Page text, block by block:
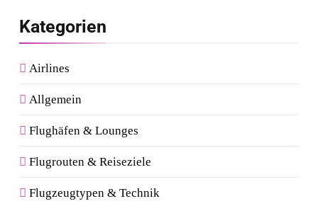
Kategorien
Airlines
Allgemein
Flughäfen & Lounges
Flugrouten & Reiseziele
Flugzeugtypen & Technik